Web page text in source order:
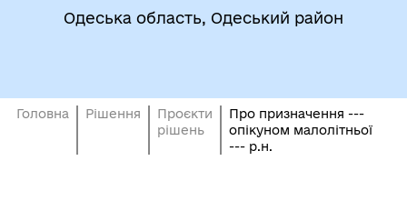
Одеська область, Одеський район
Головна Рішення
Проєкти
рішень
Про призначення ---
опікуном малолітньої
--- р.н.